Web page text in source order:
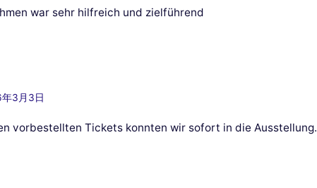
war sehr hilfreich und zielführend
3月3日
vorbestellten Tickets konnten wir sofort in die Ausstellung.